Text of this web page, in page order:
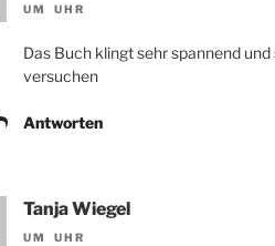
UM UHR
Das Buch klingt sehr spannend
versuchen
Antworten
Tanja Wiegel
UM UHR